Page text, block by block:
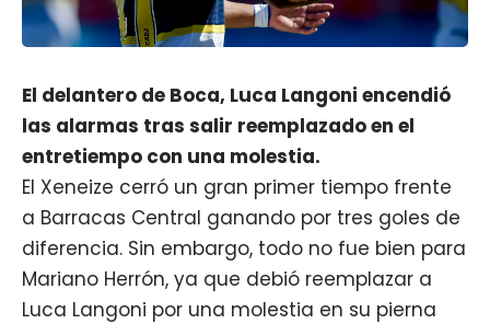
El delantero de Boca, Luca Langoni encendió
las alarmas tras salir reemplazado en el
entretiempo con una molestia.
El Xeneize cerró un gran primer tiempo frente
a Barracas Central ganando por tres goles de
diferencia. Sin embargo, todo no fue bien para
Mariano Herrón, ya que debió reemplazar a
Luca Langoni por una molestia en su pierna